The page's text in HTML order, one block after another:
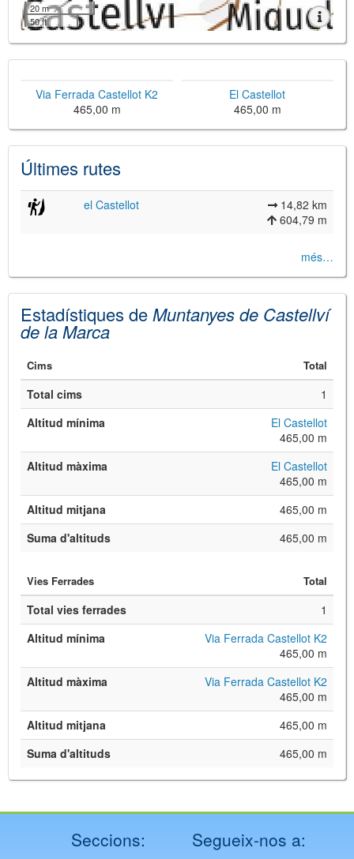
20 m
50 ft
and its contributors
Catalunya (CC BY-SH 4.0)
Via Ferrada Castellot K2
465,00 m
El Castellot
465,00 m
Últimes rutes
el Castellot
14,82 km
604,79 m
més…
Estadístiques deMuntanyes de Castellví
de la Marca
Cims Total
Total cims
1
Altitud mínima
El Castellot
465,00 m
Altitud màxima
El Castellot
465,00 m
Altitud mitjana
465,00 m
Suma d'altituds
465,00 m
Vies Ferrades Total
Total vies ferrades
1
Altitud mínima
Via Ferrada Castellot K2
465,00 m
Altitud màxima
Via Ferrada Castellot K2
465,00 m
Altitud mitjana
465,00 m
Suma d'altituds
465,00 m
Seccions: Segueix-nos a: